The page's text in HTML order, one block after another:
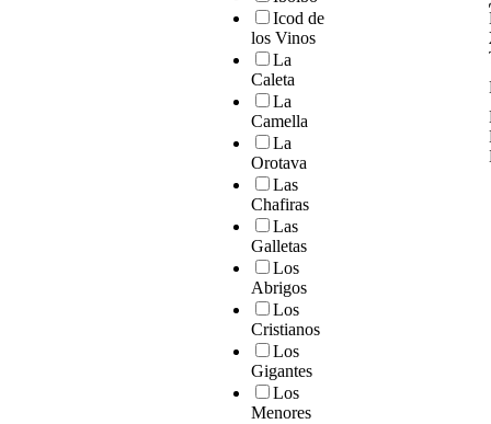
Icod de
los Vinos
La
Caleta
La
Camella
La
Orotava
Las
Chafiras
Las
Galletas
Los
Abrigos
Los
Cristianos
Los
Gigantes
Los
Menores